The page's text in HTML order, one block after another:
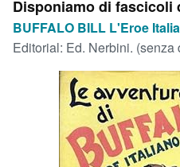
Consultar mis pedidos
Libros antiguos
Arte y coleccionismo
Vendedores
Disponiamo di fascicoli
BUFFALO BILL L'Eroe
Editorial: Ed. Nerbini. (senza